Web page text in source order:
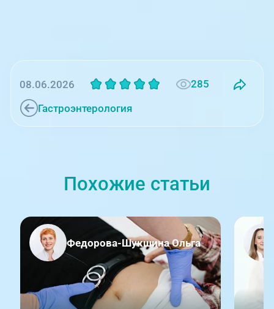
Гастроэнтерология
08.06.2026 285
Похожие статьи
Федорова-Шукшина Ольга